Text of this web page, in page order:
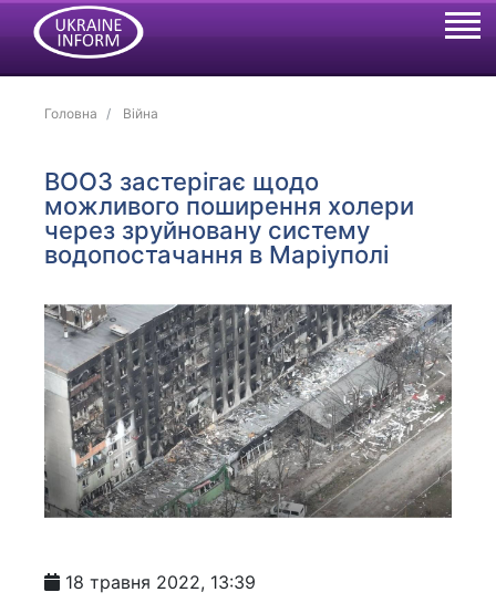
Головна Війна
ВООЗ застерігає щодо
можливого поширення холери
через зруйновану систему
водопостачання в Маріуполі
18 травня 2022, 13:39